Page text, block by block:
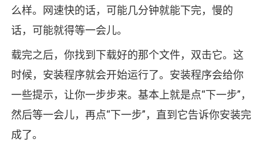
么样。网速快的话，可能几分钟就能下完，慢的
话，可能就得等一会儿。
载完之后，你找到下载好的那个文件，双击它。这
时候，安装程序就会开始运行了。安装程序会给你
一些提示，让你一步步来。基本上就是点“下一步”，
然后等一会儿，再点“下一步”，直到它告诉你安装完
成了。